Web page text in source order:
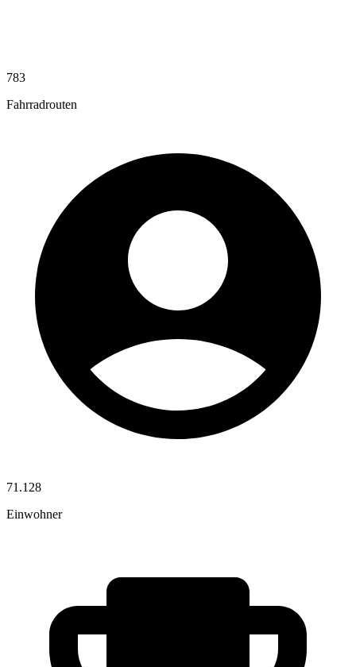
783
Fahrradrouten
71.128
Einwohner